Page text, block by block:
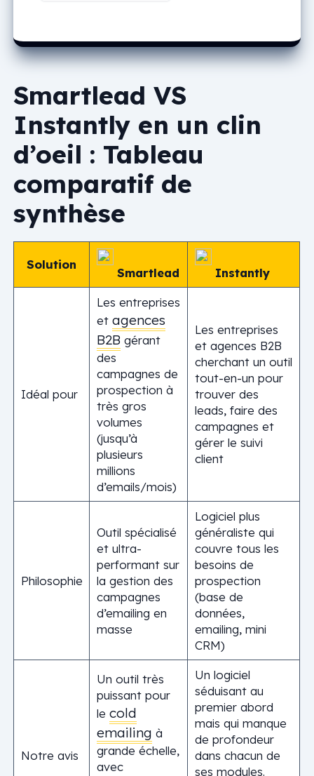
Smartlead VS
Instantly en un clin
d’oeil : Tableau
comparatif de
synthèse
Solution
Smartlead Instantly
Idéal pour
Les entreprises
et agences
B2Bgérant
des
campagnes de
prospection à
très gros
volumes
(jusqu’à
plusieurs
millions
d’emails/mois)
Les entreprises
et agences B2B
cherchant un outil
tout-en-un pour
trouver des
leads, faire des
campagnes et
gérer le suivi
client
Philosophie
Outil spécialisé
et ultra-
performant sur
la gestion des
campagnes
d’emailing en
masse
Logiciel plus
généraliste qui
couvre tous les
besoins de
prospection
(base de
données,
emailing, mini
CRM)
Notre avis
Un outil très
puissant pour
le cold
emailing à
grande échelle,
avec
Un logiciel
séduisant au
premier abord
mais qui manque
de profondeur
dans chacun de
ses modules.